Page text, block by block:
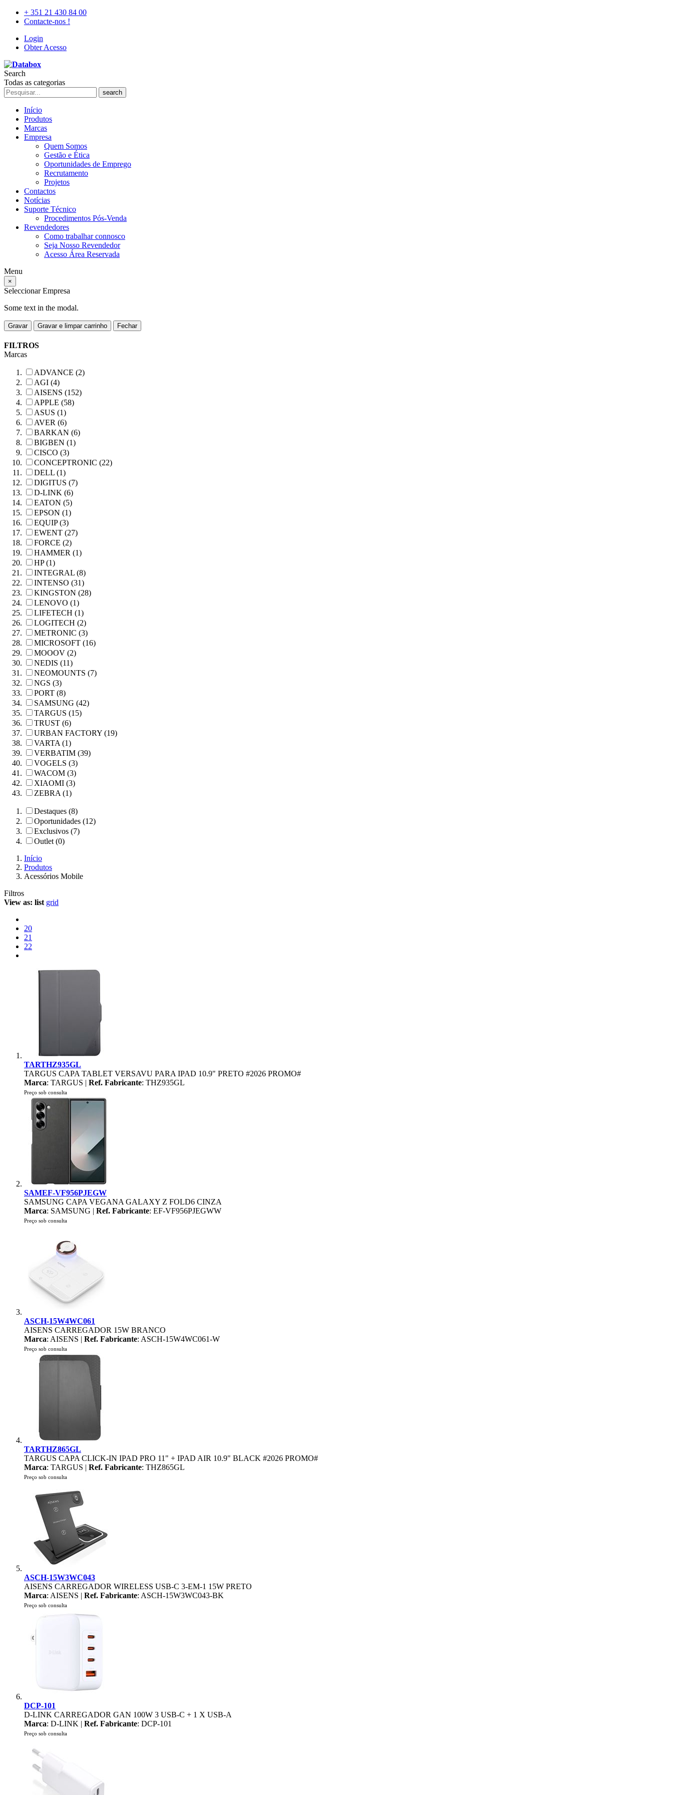
+ 351 21 430 84 00
Contacte-nos !
Login
Obter Acesso
Search
Todas as categorias
search
Início
Produtos
Marcas
Empresa
Quem Somos
Gestão e Ética
Oportunidades de Emprego
Recrutamento
Projetos
Contactos
Notícias
Suporte Técnico
Procedimentos Pós-Venda
Revendedores
Como trabalhar connosco
Seja Nosso Revendedor
Acesso Área Reservada
Menu
×
Seleccionar Empresa
Some text in the modal.
Gravar Gravar e limpar carrinho Fechar
FILTROS
Marcas
ADVANCE (2)
AGI (4)
AISENS (152)
APPLE (58)
ASUS (1)
AVER (6)
BARKAN (6)
BIGBEN (1)
CISCO (3)
CONCEPTRONIC (22)
DELL (1)
DIGITUS (7)
D-LINK (6)
EATON (5)
EPSON (1)
EQUIP (3)
EWENT (27)
FORCE (2)
HAMMER (1)
HP (1)
INTEGRAL (8)
INTENSO (31)
KINGSTON (28)
LENOVO (1)
LIFETECH (1)
LOGITECH (2)
METRONIC (3)
MICROSOFT (16)
MOOOV (2)
NEDIS (11)
NEOMOUNTS (7)
NGS (3)
PORT (8)
SAMSUNG (42)
TARGUS (15)
TRUST (6)
URBAN FACTORY (19)
VARTA (1)
VERBATIM (39)
VOGELS (3)
WACOM (3)
XIAOMI (3)
ZEBRA (1)
Destaques (8)
Oportunidades (12)
Exclusivos (7)
Outlet (0)
Início
Produtos
Acessórios Mobile
Filtros
View as: list grid
20
21
22
TARTHZ935GL
TARGUS CAPA TABLET VERSAVU PARA IPAD 10.9" PRETO #2026 PROMO#
Marca: TARGUS | Ref. Fabricante: THZ935GL
Preço sob consulta
SAMEF-VF956PJEGW
SAMSUNG CAPA VEGANA GALAXY Z FOLD6 CINZA
Marca: SAMSUNG | Ref. Fabricante: EF-VF956PJEGWW
Preço sob consulta
ASCH-15W4WC061
AISENS CARREGADOR 15W BRANCO
Marca: AISENS | Ref. Fabricante: ASCH-15W4WC061-W
Preço sob consulta
TARTHZ865GL
TARGUS CAPA CLICK-IN IPAD PRO 11" + IPAD AIR 10.9" BLACK #2026 PROMO#
Marca: TARGUS | Ref. Fabricante: THZ865GL
Preço sob consulta
ASCH-15W3WC043
AISENS CARREGADOR WIRELESS USB-C 3-EM-1 15W PRETO
Marca: AISENS | Ref. Fabricante: ASCH-15W3WC043-BK
Preço sob consulta
DCP-101
D-LINK CARREGADOR GAN 100W 3 USB-C + 1 X USB-A
Marca: D-LINK | Ref. Fabricante: DCP-101
Preço sob consulta